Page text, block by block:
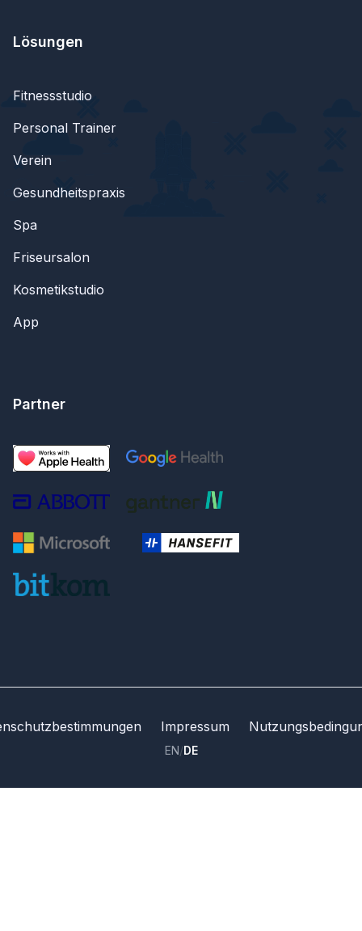
Lösungen
Fitnessstudio
Personal Trainer
Verein
Gesundheitspraxis
Spa
Friseursalon
Kosmetikstudio
App
Partner
Impressum
EN/DE